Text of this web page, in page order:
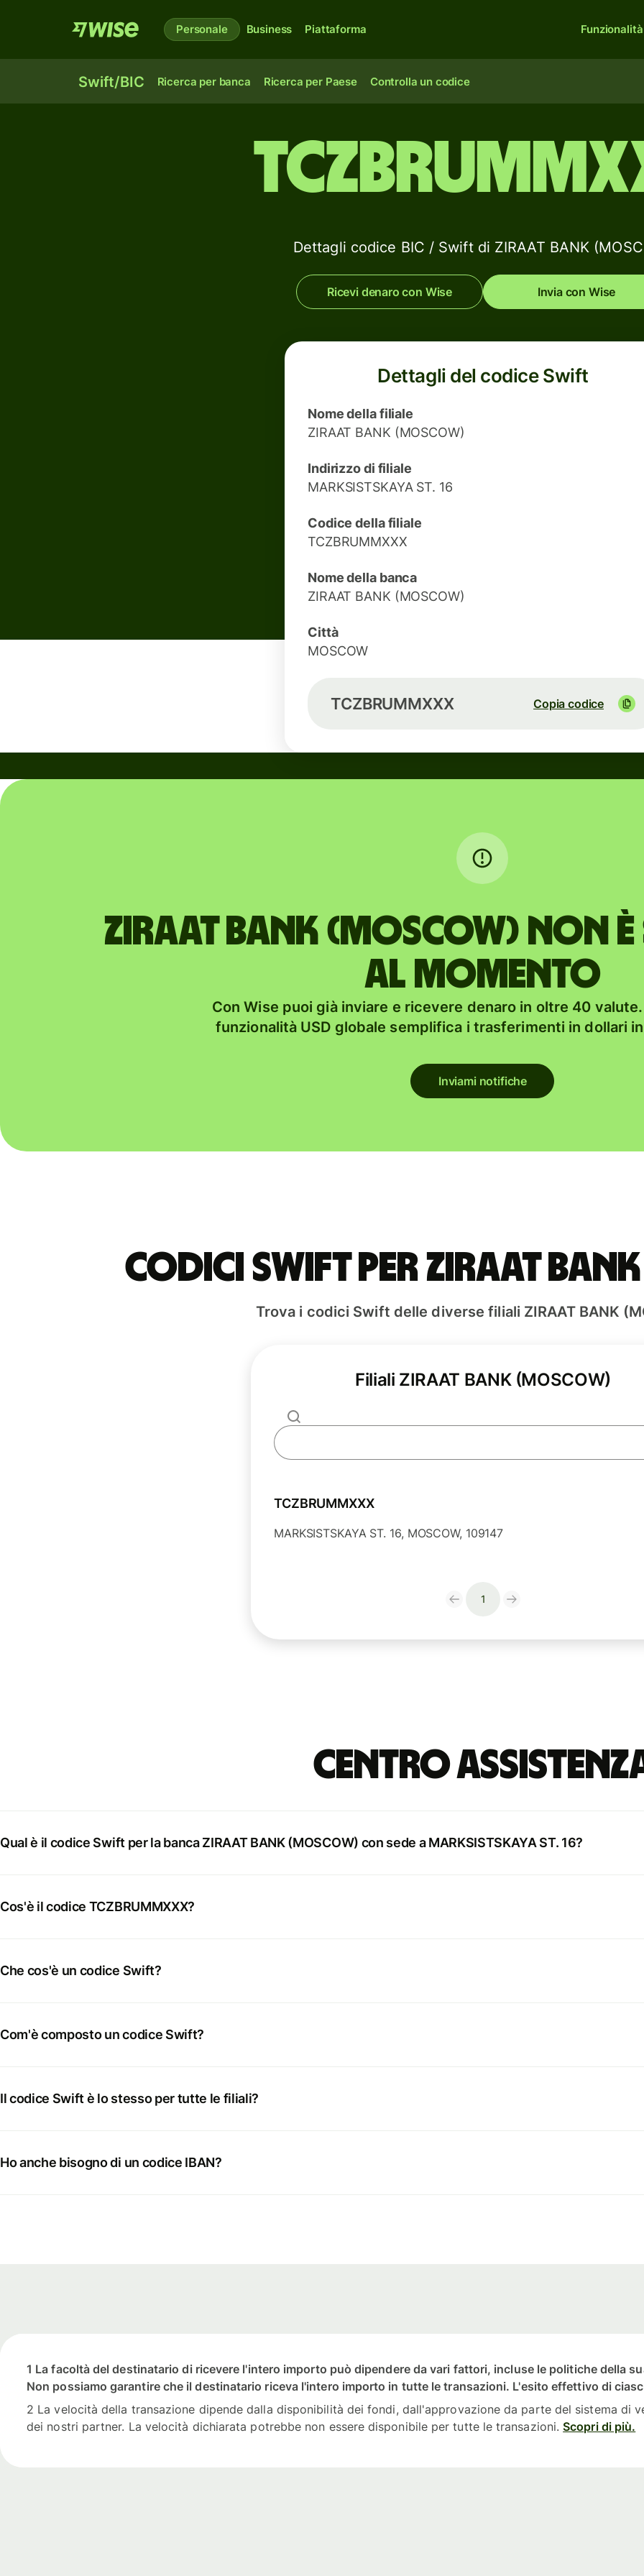
Personale Business Piattaforma Funzionalità
Swift/BIC Ricerca per banca Ricerca per Paese Controlla un codice
Dettagli codice BIC / Swift di ZIRAAT BANK
Ricevi denaro con Wise Invia con Wise
Dettagli del codice Swift
Nome della filiale
ZIRAAT BANK (MOSCOW)
Indirizzo di filiale
MARKSISTSKAYA ST. 16
Codice della filiale
TCZBRUMMXXX
Nome della banca
ZIRAAT BANK (MOSCOW)
Città
MOSCOW
TCZBRUMMXXX Copia codice
ZIRAAT BANK (MOSCOW)
al momento
Con Wise puoi già inviare e ricevere denaro in oltre 40
funzionalità USD globale semplifica i trasferimenti in dollari
Inviami notifiche
Codici Swift per ZIRAAT
Trova i codici Swift delle diverse filiali ZIRAAT BANK
Filiali ZIRAAT BANK (MOSCOW)
TCZBRUMMXXX
MARKSISTSKAYA ST. 16, MOSCOW, 109147
1
Centro
Qual è il codice Swift per la banca ZIRAAT BANK (MOSCOW) con sede a MARKSISTSKAYA ST. 16?
Cos'è il codice TCZBRUMMXXX?
Che cos'è un codice Swift?
Com'è composto un codice Swift?
Il codice Swift è lo stesso per tutte le filiali?
Ho anche bisogno di un codice IBAN?
1 La facoltà del destinatario di ricevere l'intero importo può dipendere da vari fattori, incluse le politiche della
Non possiamo garantire che il destinatario riceva l'intero importo in tutte le transazioni. L'esito effettivo di
2 La velocità della transazione dipende dalla disponibilità dei fondi, dall'approvazione da parte del sistema di
dei nostri partner. La velocità dichiarata potrebbe non essere disponibile per tutte le transazioni. Scopri di più.